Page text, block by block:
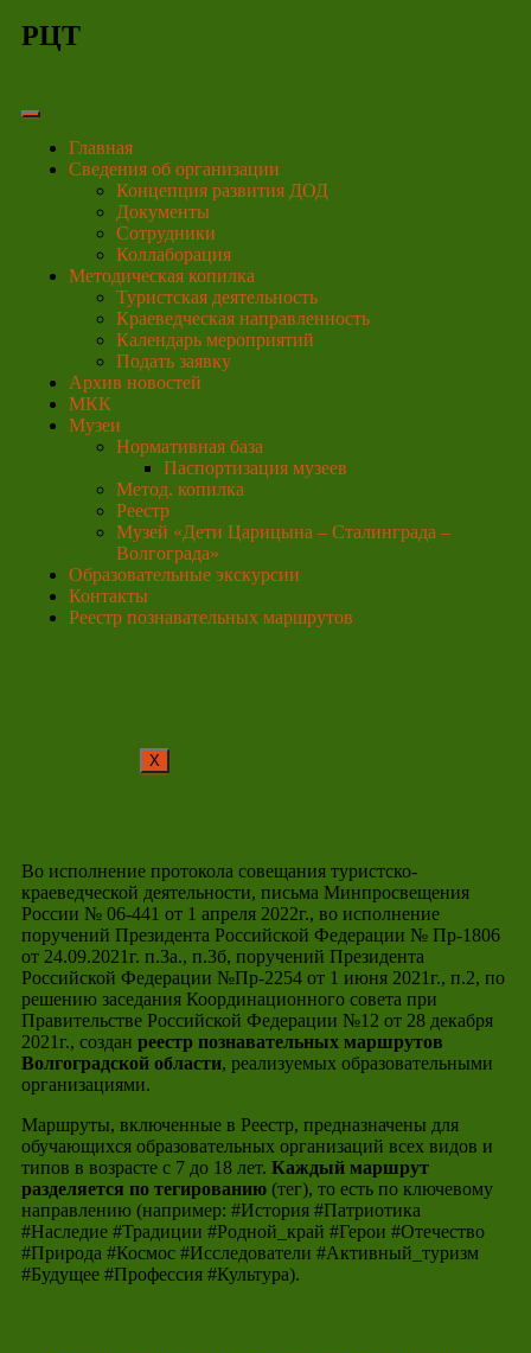
РЦТ
Главная
Сведения об организации
Концепция развития ДОД
Документы
Сотрудники
Коллаборация
Методическая копилка
Туристская деятельность
Краеведческая направленность
Календарь мероприятий
Подать заявку
Архив новостей
МКК
Музеи
Нормативная база
Паспортизация музеев
Метод. копилка
Реестр
Музей «Дети Царицына – Сталинграда –
Волгограда»
Образовательные экскурсии
Контакты
Реестр познавательных маршрутов
X
Во исполнение протокола совещания туристско-
краеведческой деятельности, письма Минпросвещения
России № 06-441 от 1 апреля 2022г., во исполнение
поручений Президента Российской Федерации № Пр-1806
от 24.09.2021г. п.3а., п.3б, поручений Президента
Российской Федерации №Пр-2254 от 1 июня 2021г., п.2, по
решению заседания Координационного совета при
Правительстве Российской Федерации №12 от 28 декабря
2021г., создан реестр познавательных маршрутов
Волгоградской области, реализуемых образовательными
организациями.
Маршруты, включенные в Реестр, предназначены для
обучающихся образовательных организаций всех видов и
типов в возрасте с 7 до 18 лет. Каждый маршрут
разделяется по тегированию (тег), то есть по ключевому
направлению (например: #История #Патриотика
#Наследие #Традиции #Родной_край #Герои #Отечество
#Природа #Космос #Исследователи #Активный_туризм
#Будущее #Профессия #Культура).